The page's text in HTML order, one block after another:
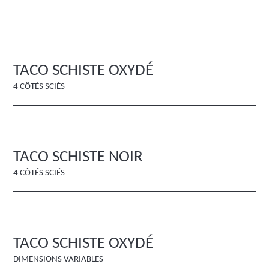
TACO SCHISTE OXYDÉ
4 CÔTÉS SCIÉS
TACO SCHISTE NOIR
4 CÔTÉS SCIÉS
TACO SCHISTE OXYDÉ
DIMENSIONS VARIABLES